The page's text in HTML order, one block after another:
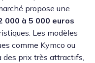
propose une
000 à 5 000 euros
Les modèles
comme Kymco ou
des prix très attractifs,